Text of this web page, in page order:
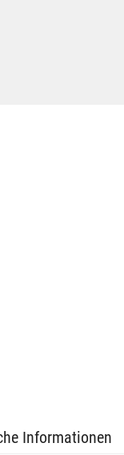
Informationen